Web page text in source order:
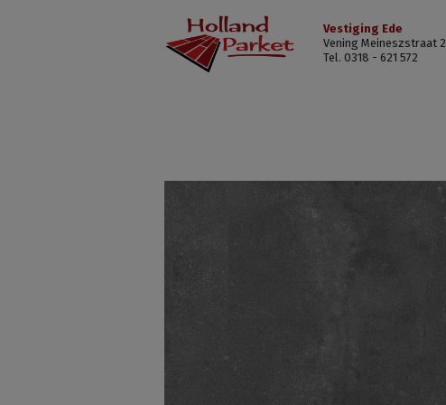
Vestiging Ede
Vening Meineszstraat 2
Tel. 0318 - 621 572
41283